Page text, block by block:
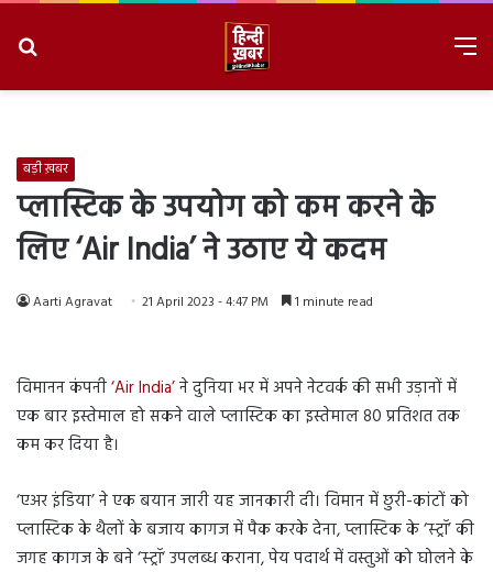
बड़ी ख़बर
प्लास्टिक के उपयोग को कम करने के
लिए ‘Air India’ ने उठाए ये कदम
Aarti Agravat 21 April 2023 - 4:47 PM 1 minute read
विमानन कंपनी‘Air India’ने दुनिया भर में अपने नेटवर्क की सभी उड़ानों में
एक बार इस्तेमाल हो सकने वाले प्लास्टिक का इस्तेमाल 80 प्रतिशत तक
कम कर दिया है।
‘एअर इंडिया’ ने एक बयान जारी यह जानकारी दी। विमान में छुरी-कांटों को
प्लास्टिक के थैलों के बजाय कागज में पैक करके देना, प्लास्टिक के ‘स्ट्रॉ’ की
जगह कागज के बने ‘स्ट्रॉ‘ उपलब्ध कराना, पेय पदार्थ में वस्तुओं को घोलने के